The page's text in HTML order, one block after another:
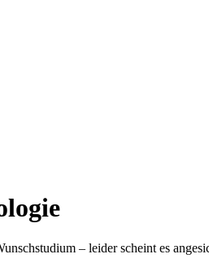
– leider scheint es